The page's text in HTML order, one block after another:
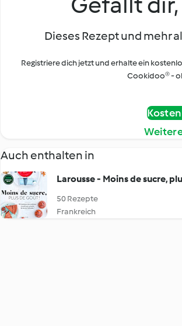
Dieses Rezept und mehr
Registriere dich jetzt und erhalte ein
Cookidoo® -
Auch enthalten in
Larousse - Moins de sucre,
50 Rezepte
Frankreich